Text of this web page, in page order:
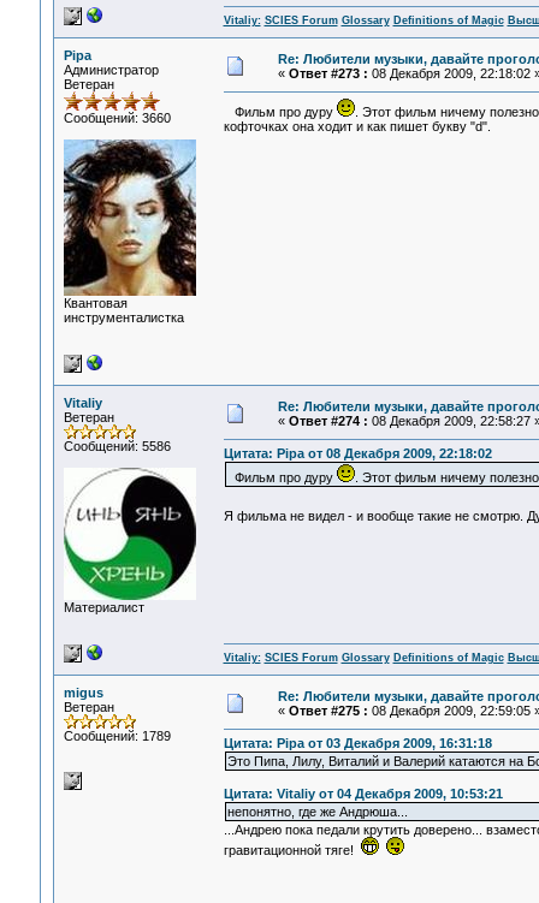
Vitaliy: SCIES Forum Glossary Definitions of Magic
Pipa
Администратор
Ветеран
Сообщений: 3660
Квантовая
инструменталистка
Re: Любители музыки, давайте
« Ответ #273 : 08 Декабря 2009, 22:18:02
Фильм про дуру
. Этот фильм ничему
кофточках она ходит и как пишет букву "d".
Vitaliy
Ветеран
Сообщений: 5586
Материалист
Re: Любители музыки, давайте
« Ответ #274 : 08 Декабря 2009, 22:58:27
Цитата: Pipa от 08 Декабря 2009, 22:18:02
Фильм про дуру
. Этот фильм ничему
Я фильма не видел - и вообще такие не смотрю.
Vitaliy: SCIES Forum Glossary Definitions of Magic
migus
Ветеран
Сообщений: 1789
Re: Любители музыки, давайте
« Ответ #275 : 08 Декабря 2009, 22:59:05
Цитата: Pipa от 03 Декабря 2009, 16:31:18
Это Пипа, Лилу, Виталий и Валерий катаются на
Цитата: Vitaliy от 04 Декабря 2009, 10:53:21
непонятно, где же Андрюша...
...Андрею пока педали крутить доверено...
гравитационной тяге!